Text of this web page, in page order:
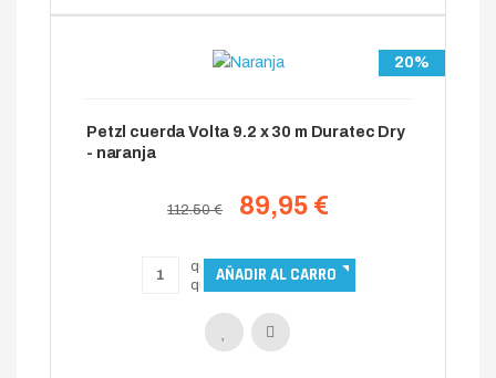
20%
Petzl cuerda Volta 9.2 x 30 m Duratec Dry
- naranja
112.50 € 89,95 €